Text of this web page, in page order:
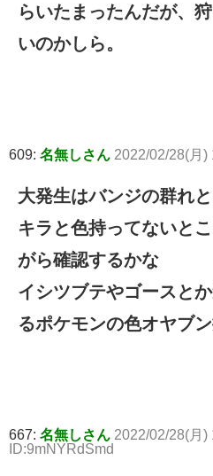
らいたまったんだが、
いのかしら。
609: 名無しさん 2022/02/28(月
大発生はバンジの群れ
キラと色持ってないと
がら確認するかな
イシツブテやゴースと
るポケモンの色オヤブ
667: 名無しさん 2022/02/28(月)
ID:9mNYRdSmd